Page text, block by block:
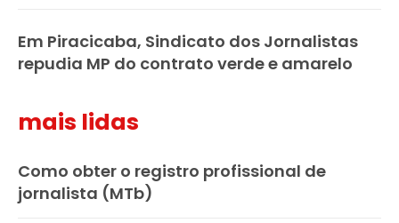
Em Piracicaba, Sindicato dos Jornalistas
repudia MP do contrato verde e amarelo
mais lidas
Como obter o registro profissional de
jornalista (MTb)